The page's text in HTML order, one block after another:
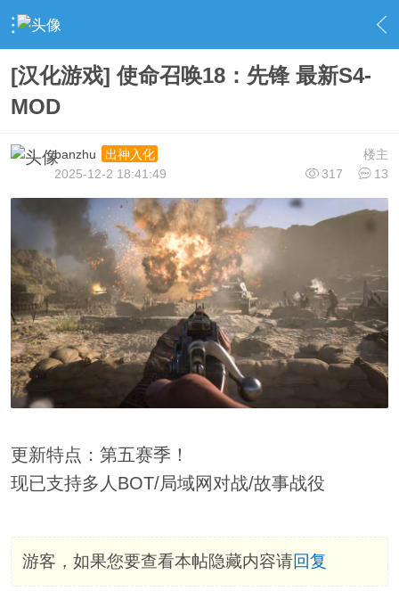
› 社区广场 › 游戏合集 › 内容
[汉化游戏] 使命召唤18：先锋 最新S4-
MOD
楼主
banzhu
出神入化
317
13
2025-12-2 18:41:49
更新特点：第五赛季！
现已支持多人BOT/局域网对战/故事战役
游客，如果您要查看本帖隐藏内容请回复